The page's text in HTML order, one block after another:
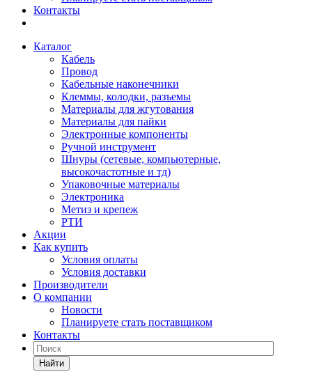
Контакты
Каталог
Кабель
Провод
Кабельные наконечники
Клеммы, колодки, разъемы
Материалы для жгутования
Материалы для пайки
Электронные компоненты
Ручной инструмент
Шнуры (сетевые, компьютерные,
высокочастотные и тд)
Упаковочные материалы
Электроника
Метиз и крепеж
РТИ
Акции
Как купить
Условия оплаты
Условия доставки
Производители
О компании
Новости
Планируете стать поставщиком
Контакты
Найти